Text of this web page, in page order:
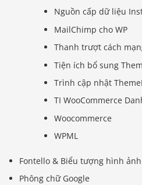
Nguồn cấp dữ liệu
MailChimp cho WP
Thanh trượt cách
Tiện ích bổ sung
Trình cập nhật
TI WooCommerce
Woocommerce
WPML
Fontello & Biểu tượng hình ảnh
Phông chữ Google